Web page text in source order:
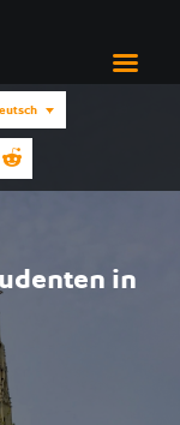
in